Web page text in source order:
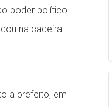
poder político
na cadeira.
a prefeito, em